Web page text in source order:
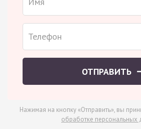
ОТПРАВИТЬ
Нажимая на кнопку «Отправить», вы
обработке персональных